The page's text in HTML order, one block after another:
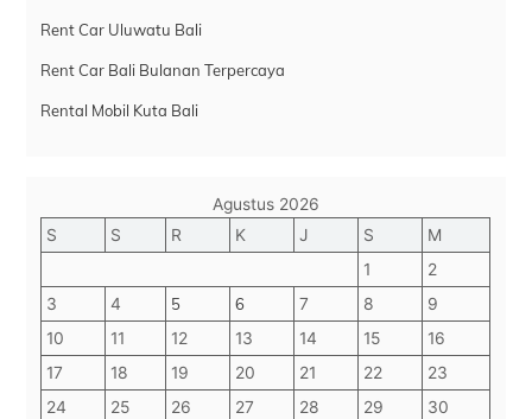
Rent Car Uluwatu Bali
Rent Car Bali Bulanan Terpercaya
Rental Mobil Kuta Bali
Agustus 2026
S
S R K J S
M
1
2
3
4 5 6 7 8
9
10
11 12 13 14 15
16
17
18 19 20 21 22
23
24
25 26 27 28 29
30